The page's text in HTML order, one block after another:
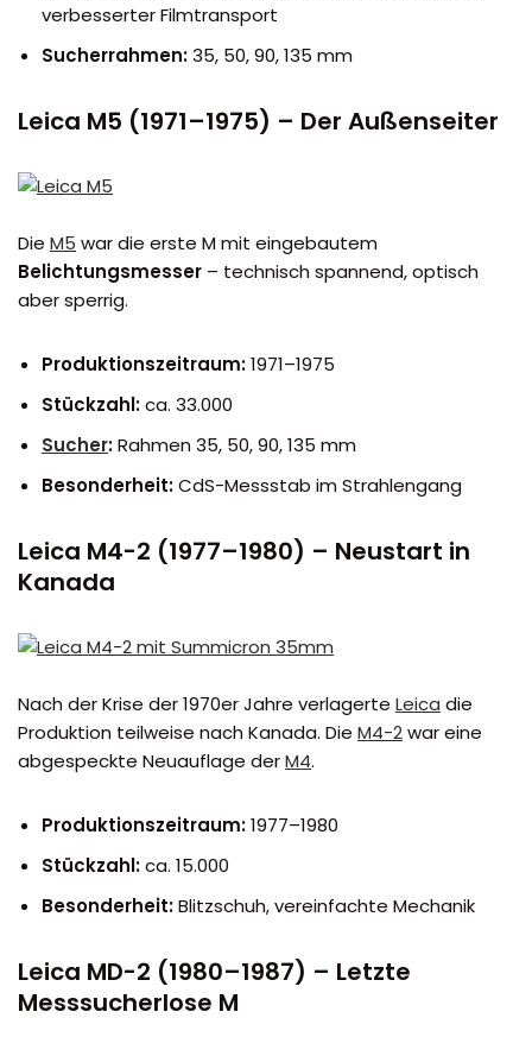
verbesserter Filmtransport
Sucherrahmen:35, 50, 90, 135 mm
Leica M5 (1971–1975) – Der Außenseiter
Die M5 war die erste M mit eingebautem
Belichtungsmesser – technisch spannend, optisch
aber sperrig.
Produktionszeitraum:1971–1975
Stückzahl:ca. 33.000
Sucher:Rahmen 35, 50, 90, 135 mm
Besonderheit:CdS-Messstab im Strahlengang
Leica M4-2 (1977–1980) – Neustart in
Kanada
Nach der Krise der 1970er Jahre verlagerte Leica die
Produktion teilweise nach Kanada. Die M4-2war eine
abgespeckte Neuauflage derM4.
Produktionszeitraum:1977–1980
Stückzahl:ca. 15.000
Besonderheit:Blitzschuh, vereinfachte Mechanik
Leica MD-2 (1980–1987) – Letzte
Messsucherlose M